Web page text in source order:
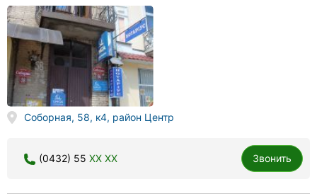
Соборная, 58, к4, район Центр
(0432) 55 XX XX Звонить